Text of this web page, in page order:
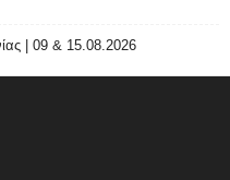
| 09 & 15.08.2026